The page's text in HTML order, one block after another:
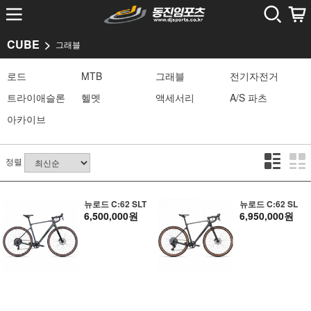
CUBE 그래블
로드 MTB 그래블
전기자전거
트라이애슬론
헬멧 액세서리
A/S 파츠
아카이브
정렬
뉴로드 C:62 SLT
6,500,000원
뉴로드 C:62 SL
6,950,000원